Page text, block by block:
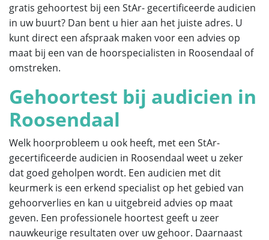
gratis gehoortest bij een StAr- gecertificeerde audicien
in uw buurt? Dan bent u hier aan het juiste adres. U
kunt direct een afspraak maken voor een advies op
maat bij een van de hoorspecialisten in Roosendaal of
omstreken.
Gehoortest bij audicien in
Roosendaal
Welk hoorprobleem u ook heeft, met een StAr-
gecertificeerde audicien in Roosendaal weet u zeker
dat goed geholpen wordt. Een audicien met dit
keurmerk is een erkend specialist op het gebied van
gehoorverlies en kan u uitgebreid advies op maat
geven. Een professionele hoortest geeft u zeer
nauwkeurige resultaten over uw gehoor. Daarnaast